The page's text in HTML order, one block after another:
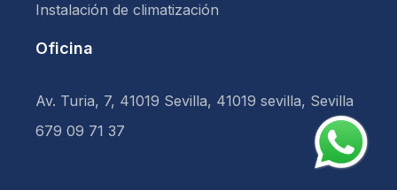
Instalación de climatización
Oficina
Av. Turia, 7, 41019 Sevilla, 41019 sevilla, Sevilla
679 09 71 37